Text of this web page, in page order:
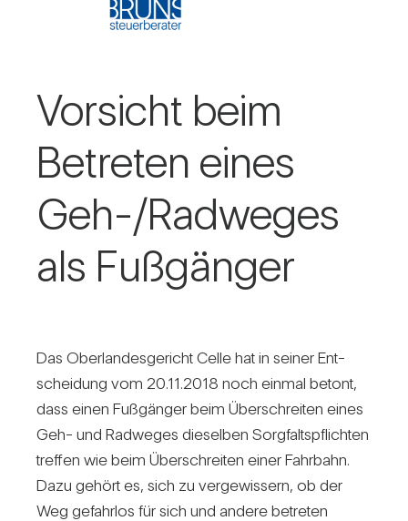
Vor­sicht beim
Betreten eines
Geh-/Rad­weges
als Fuß­gänger
Das Ober­lan­des­ge­richt Celle hat in seiner Ent­
schei­dung vom 20.11.2018 noch einmal betont,
dass einen Fuß­gänger beim Über­schreiten eines
Geh- und Rad­weges die­selben Sorg­falts­pflichten
treffen wie beim Über­schreiten einer Fahr­bahn.
Dazu gehört es, sich zu ver­ge­wis­sern, ob der
Weg gefahrlos für sich und andere betreten